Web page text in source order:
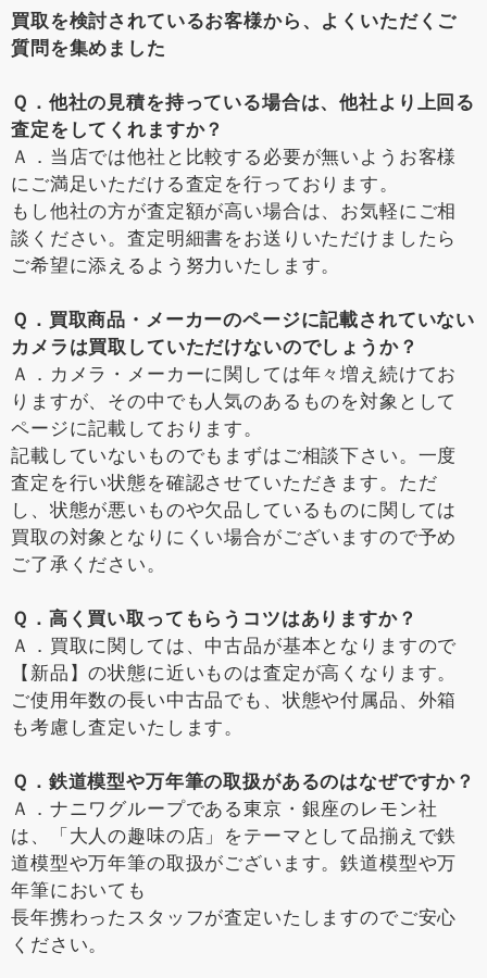
買取を検討されているお客様から、よくいただくご
質問を集めました
Ｑ．他社の見積を持っている場合は、他社より上回る
査定をしてくれますか？
Ａ．当店では他社と比較する必要が無いようお客様
にご満足いただける査定を行っております。
もし他社の方が査定額が高い場合は、お気軽にご相
談ください。査定明細書をお送りいただけましたら
ご希望に添えるよう努力いたします。
Ｑ．買取商品・メーカーのページに記載されていない
カメラは買取していただけないのでしょうか？
Ａ．カメラ・メーカーに関しては年々増え続けてお
りますが、その中でも人気のあるものを対象として
ページに記載しております。
記載していないものでもまずはご相談下さい。一度
査定を行い状態を確認させていただきます。ただ
し、状態が悪いものや欠品しているものに関しては
買取の対象となりにくい場合がございますので予め
ご了承ください。
Ｑ．高く買い取ってもらうコツはありますか？
Ａ．買取に関しては、中古品が基本となりますので
【新品】の状態に近いものは査定が高くなります。
ご使用年数の長い中古品でも、状態や付属品、外箱
も考慮し査定いたします。
Ｑ．鉄道模型や万年筆の取扱があるのはなぜですか？
Ａ．ナニワグループである東京・銀座のレモン社
は、「大人の趣味の店」をテーマとして品揃えで鉄
道模型や万年筆の取扱がございます。鉄道模型や万
年筆においても
長年携わったスタッフが査定いたしますのでご安心
ください。